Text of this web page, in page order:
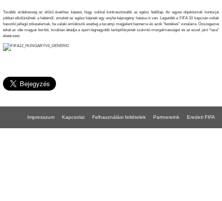
További érdekesség az előző évekhez képest, hogy sokkal kontrasztosabb az egész fedőlap. Az egyes objektumok kontúrjai
jobban elkölünülnek a háttértől, emelett az egész képnek egy enyhe képregény hatása is van. Legutóbb a FIFA 10 kapcsán voltak
hasonló jellegű stíluselemek, ha valaki emlékszik esetleg a tucatnyi megjelent bannerre és azok “festékes” vonalaira. Összegezve
tehát az idei magyar borítót, kiválóan áttadja a sport legnagyobb tartópillérjének számító mozgalmasságot és az ezzel járó “laza”
életérzést.
Impresszum Kapcsolat Felhasználási feltételek Partnereink Eredeti FIFA